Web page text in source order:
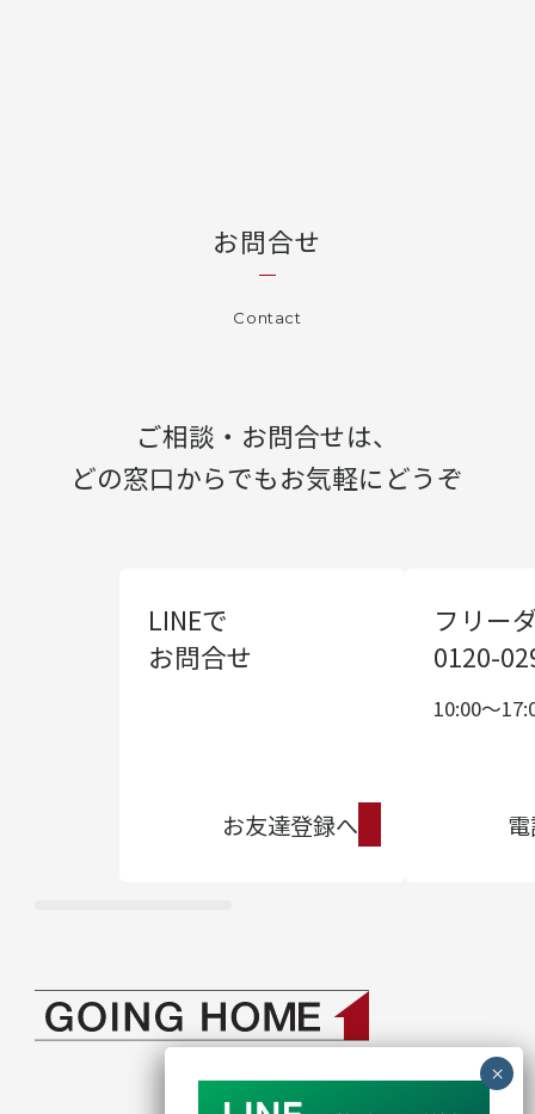
お問合せ
Contact
ご相談・お問合せは、
どの窓口からでもお気軽にどうぞ
LINEで
お問合せ
お友達登録へ
フリー
0120-
10:00〜